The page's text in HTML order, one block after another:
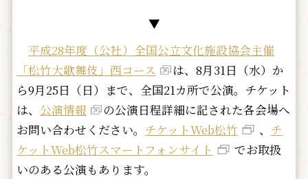
▼
平成28年度（公社）全国公立文化施設協会主催
「松竹大歌舞伎」西コース
は、8月31日（水）か
ら9月25日（日）まで、全国21カ所で公演。チケット
は、 公演情報
の公演日程詳細に記された各会場へ
お問い合わせください。 チケットWeb松竹 、 チ
ケットWeb松竹スマートフォンサイト
でお取扱
いのある公演もあります。